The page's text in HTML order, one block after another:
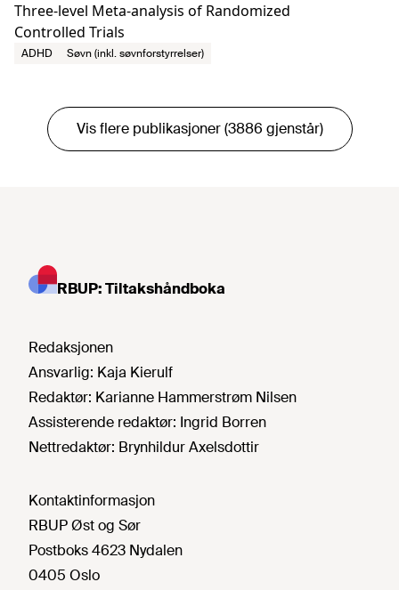
Three-level Meta-analysis of Randomized
Controlled Trials
ADHD Søvn (inkl. søvnforstyrrelser)
Vis flere publikasjoner (3886 gjenstår)
RBUP: Tiltakshåndboka
Redaksjonen
Ansvarlig: Kaja Kierulf
Redaktør: Karianne Hammerstrøm Nilsen
Assisterende redaktør: Ingrid Borren
Nettredaktør: Brynhildur Axelsdottir
Kontaktinformasjon
RBUP Øst og Sør
Postboks 4623 Nydalen
0405 Oslo